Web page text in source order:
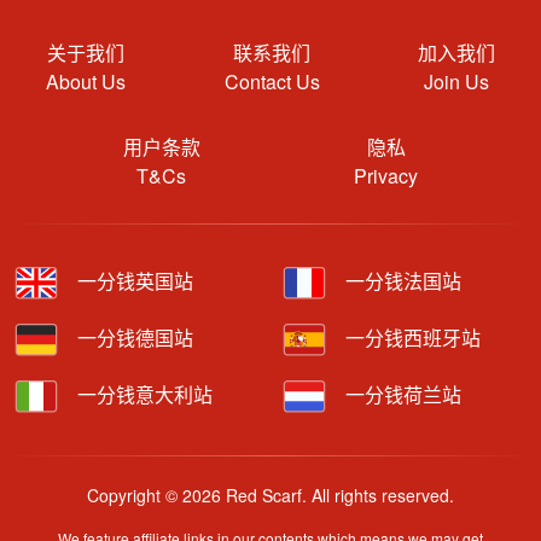
关于我们
About Us
联系我们
Contact Us
加入我们
Join Us
用户条款
T&Cs
隐私
Privacy
一分钱英国站 一分钱法国站
一分钱德国站 一分钱西班牙站
一分钱意大利站 一分钱荷兰站
Copyright © 2026 Red Scarf. All rights reserved.